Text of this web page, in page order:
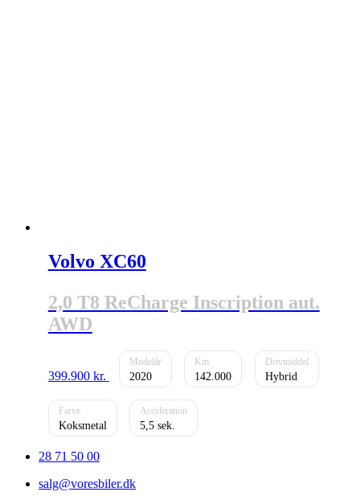
Volvo XC60
2,0 T8 ReCharge Inscription aut.
AWD
399.900 kr. 2020 142.000 Hybrid
Koksmetal 5,5
28 71 50 00
salg@voresbiler.dk